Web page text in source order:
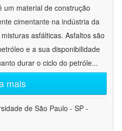
um material de construção
cimentante na indústria da
asfálticas. Asfaltos são
e a sua disponibilidade
durar o ciclo do petróle...
mais
de São Paulo - SP -